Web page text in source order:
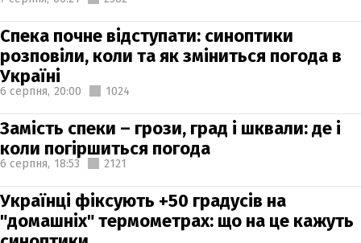
Спека почне відступати: синоптики
розповіли, коли та як зміниться погода в
Україні
6 серпня, 20:00 1024
Замість спеки – грози, град і шквали: де і
коли погіршиться погода
6 серпня, 18:53 2121
Українці фіксують +50 градусів на
"домашніх" термометрах: що на це кажуть